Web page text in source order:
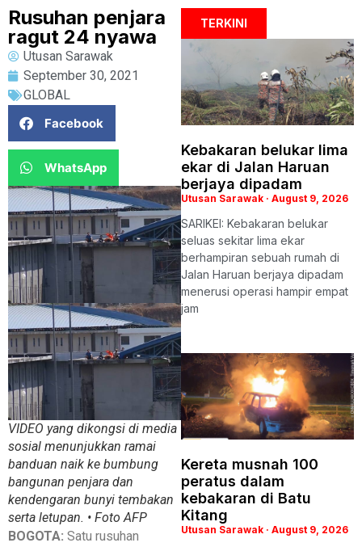
Rusuhan penjara
ragut 24 nyawa
Utusan Sarawak
September 30, 2021
GLOBAL
Facebook
WhatsApp
VIDEO yang dikongsi di media
sosial menunjukkan ramai
banduan naik ke bumbung
bangunan penjara dan
kendengaran bunyi tembakan
serta letupan. • Foto AFP
BOGOTA: Satu rusuhan
TERKINI
Kebakaran belukar lima
ekar di Jalan Haruan
berjaya dipadam
Utusan Sarawak August 9, 2026
SARIKEI: Kebakaran belukar
seluas sekitar lima ekar
berhampiran sebuah rumah di
Jalan Haruan berjaya dipadam
menerusi operasi hampir empat
jam
Kereta musnah 100
peratus dalam
kebakaran di Batu
Kitang
Utusan Sarawak August 9, 2026